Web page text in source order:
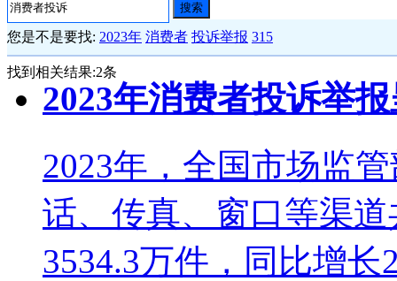
搜索
您是不是要找: 2023年 消费者 投诉举报 315
找到相关结果:2条
2023年消费者投诉举
2023年，全国市场监
话、传真、窗口等渠
3534.3万件，同比增长